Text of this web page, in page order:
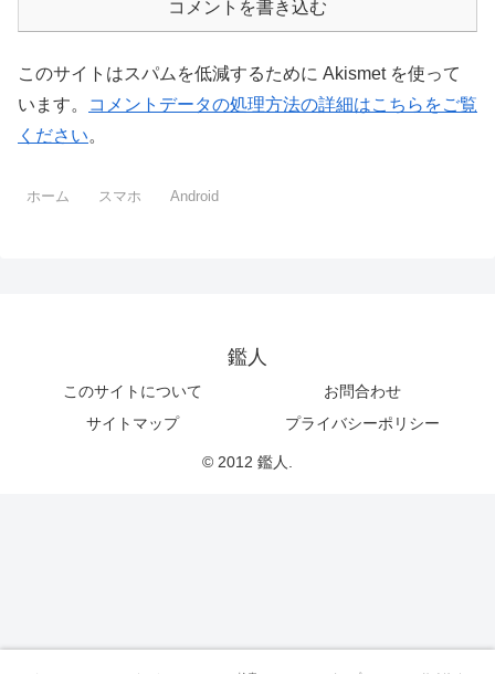
コメントを書き込む
このサイトはスパムを低減するために Akismet を使って
います。
コメントデータの処理方法の詳細はこちらをご覧
ください。
ホーム スマホ Android
鑑人
このサイトについて
お問合わせ
サイトマップ
プライバシーポリシー
© 2012 鑑人.